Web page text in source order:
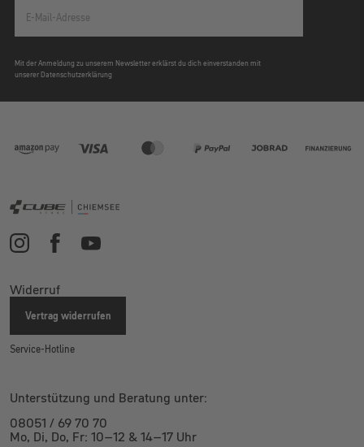
E-Mail-Adresse
Mit der Anmeldung zu unserem Newsletter erklärst du dich einverstanden mit
unserer Datenschutzerklärung
Widerruf
Vertrag widerrufen
Service-Hotline
Unterstützung und Beratung unter:
08051 / 69 70 70
Mo, Di, Do, Fr: 10–12 & 14–17 Uhr